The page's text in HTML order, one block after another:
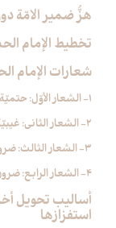
هزُّ ضمير الامّة
تخطيط الإمام
شعارات الإمام
1- الشعار الأوّل: حتميّة القتل
2- الشعار الثاني: غيبيّة قرار التحرّك
3- الشعار الثالث: ضرورة إجابة دعوات أهل الكوفة
4- الشعار الرابع: ضرورة الثورة ضدّ السلطان الجائر
أساليب تحويل
استفزازها